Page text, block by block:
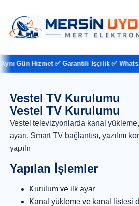
Gün Hizmet ✅ Garantili İşçilik ✅
Vestel TV Kurulumu
Vestel TV Kurulumu
Vestel televizyonlarda kanal
ayarı, Smart TV bağlantısı, yazılım
yapılır.
Yapılan İşlemler
Kurulum ve ilk ayar
Kanal yükleme ve kanal listesi